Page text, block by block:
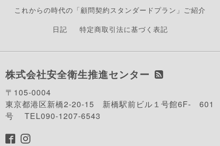
これからの時代の「顧問契約スタンダードプラン」ご紹介
日記
特定商取引法に基づく表記
株式会社安全衛生推進センター
〒105-0004
東京都港区新橋2-20-15 新橋駅前ビル１号館6F- 601
号 TEL090-1207-6543